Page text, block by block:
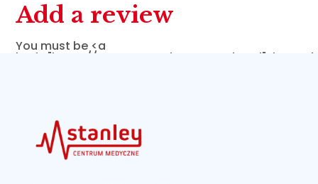
Add a review
You must be <a
href="https://centrummedycznestanley.pl">logged